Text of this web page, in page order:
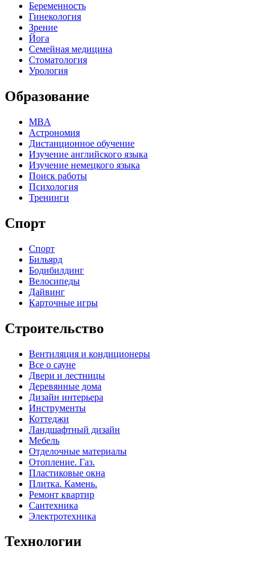
Беременность
Гинекология
Зрение
Йога
Семейная медицина
Стоматология
Урология
Образование
MBA
Астрономия
Дистанционное обучение
Изучение английского языка
Изучение немецкого языка
Поиск работы
Психология
Тренинги
Спорт
Спорт
Бильярд
Бодибилдинг
Велосипеды
Дайвинг
Карточные игры
Строительство
Вентиляция и кондиционеры
Все о сауне
Двери и лестницы
Деревянные дома
Дизайн интерьера
Инструменты
Коттеджи
Ландшафтный дизайн
Мебель
Отделочные материалы
Отопление. Газ.
Пластиковые окна
Плитка. Камень.
Ремонт квартир
Сантехника
Электротехника
Технологии